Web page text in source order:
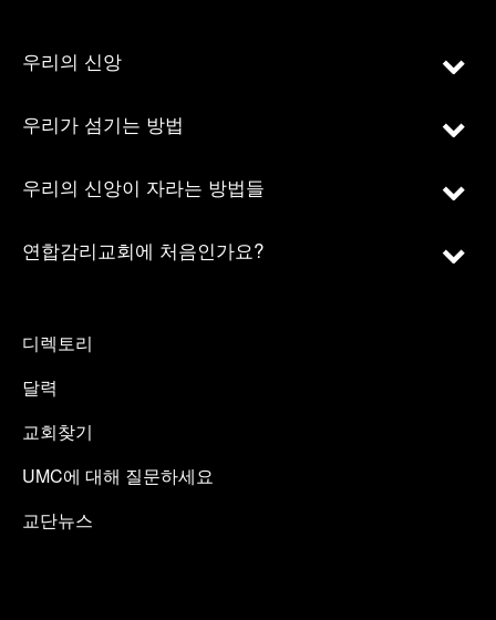
우리의 신앙
우리가 섬기는 방법
우리의 신앙이 자라는 방법들
연합감리교회에 처음인가요?
디렉토리
달력
교회찾기
UMC에 대해 질문하세요
교단뉴스